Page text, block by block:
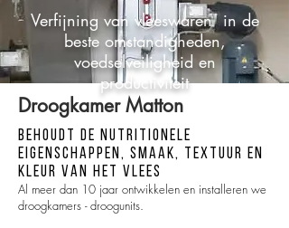
Verfijning van vleeswaren in de
beste omstandigheden,
voedselveiligheid en
productiviteit
Droogkamer Matton
Behoudt de nutritionele
eigenschappen, smaak, textuur en
kleur van het vlees
Al meer dan 10 jaar ontwikkelen en installeren we
droogkamers - droogunits.